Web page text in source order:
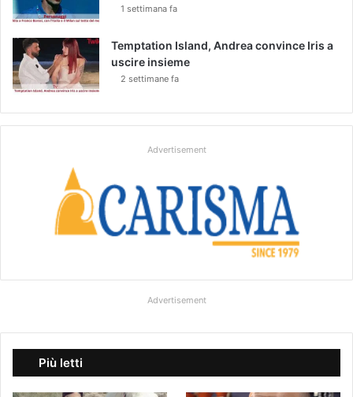
1 settimana fa
Temptation Island, Andrea convince Iris a
uscire insieme
2 settimane fa
Advertisement
Advertisement
Più letti